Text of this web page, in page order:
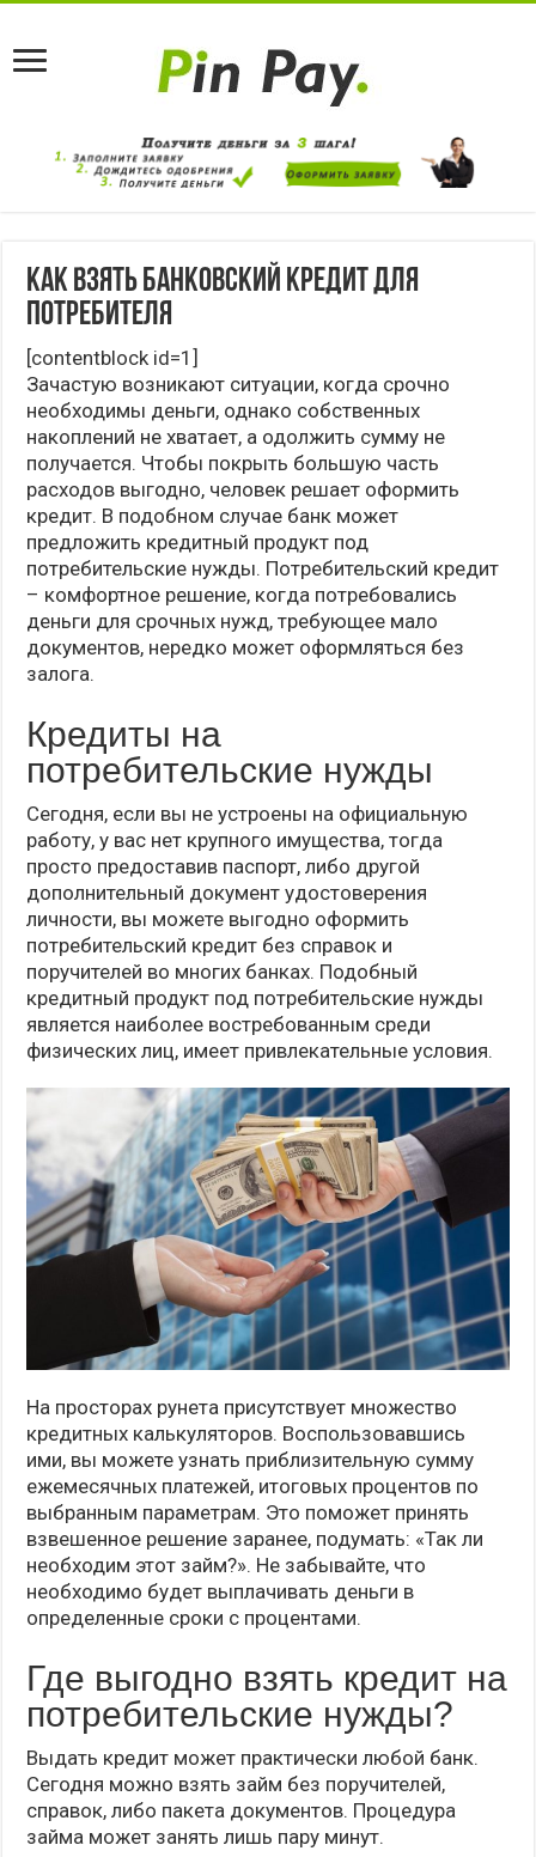
Как взять банковский кредит для
потребителя
[contentblock id=1]
Зачастую возникают ситуации, когда срочно
необходимы деньги, однако собственных
накоплений не хватает, а одолжить сумму не
получается. Чтобы покрыть большую часть
расходов выгодно, человек решает оформить
кредит. В подобном случае банк может
предложить кредитный продукт под
потребительские нужды. Потребительский кредит
– комфортное решение, когда потребовались
деньги для срочных нужд, требующее мало
документов, нередко может оформляться без
залога.
Кредиты на
потребительские нужды
Сегодня, если вы не устроены на официальную
работу, у вас нет крупного имущества, тогда
просто предоставив паспорт, либо другой
дополнительный документ удостоверения
личности, вы можете выгодно оформить
потребительский кредит без справок и
поручителей во многих банках. Подобный
кредитный продукт под потребительские нужды
является наиболее востребованным среди
физических лиц, имеет привлекательные условия.
На просторах рунета присутствует множество
кредитных калькуляторов. Воспользовавшись
ими, вы можете узнать приблизительную сумму
ежемесячных платежей, итоговых процентов по
выбранным параметрам. Это поможет принять
взвешенное решение заранее, подумать: «Так ли
необходим этот займ?». Не забывайте, что
необходимо будет выплачивать деньги в
определенные сроки с процентами.
Где выгодно взять кредит на
потребительские нужды?
Выдать кредит может практически любой банк.
Сегодня можно взять займ без поручителей,
справок, либо пакета документов. Процедура
займа может занять лишь пару минут.